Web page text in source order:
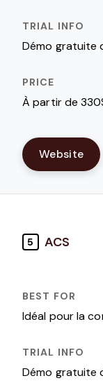
Démo gratuite
À partir de
Website
5 ACS
Idéal pour la
Démo gratuite